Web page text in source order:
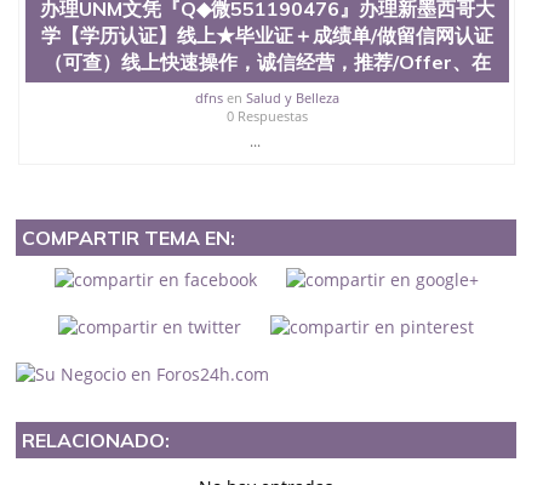
办理UNM文凭『Q◆微551190476』办理新墨西哥大
学【学历认证】线上★毕业证＋成绩单/做留信网认证
（可查）线上快速操作，诚信经营，推荐/Offer、在
dfnsen Salud y Belleza
0 Respuestas
...
COMPARTIR TEMA EN:
RELACIONADO: